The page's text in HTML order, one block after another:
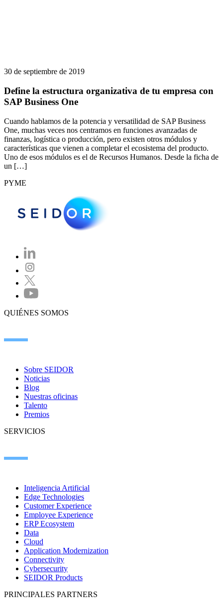
30 de septiembre de 2019
Define la estructura organizativa de tu empresa con
SAP Business One
Cuando hablamos de la potencia y versatilidad de SAP Business
One, muchas veces nos centramos en funciones avanzadas de
finanzas, logística o producción, pero existen otros módulos y
características que vienen a completar el ecosistema del producto.
Uno de esos módulos es el de Recursos Humanos. Desde la ficha de
un […]
PYME
QUIÉNES SOMOS
Sobre SEIDOR
Noticias
Blog
Nuestras oficinas
Talento
Premios
SERVICIOS
Inteligencia Artificial
Edge Technologies
Customer Experience
Employee Experience
ERP Ecosystem
Data
Cloud
Application Modernization
Connectivity
Cybersecurity
SEIDOR Products
PRINCIPALES PARTNERS